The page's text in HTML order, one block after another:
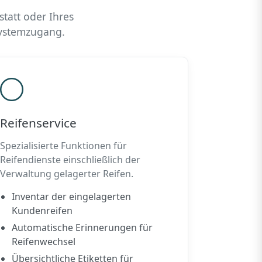
oder Ihres
Reifenservice
Spezialisierte Funktionen für
Reifendienste einschließlich der
Verwaltung gelagerter Reifen.
Inventar der eingelagerten
Kundenreifen
Automatische Erinnerungen für
Reifenwechsel
Übersichtliche Etiketten für